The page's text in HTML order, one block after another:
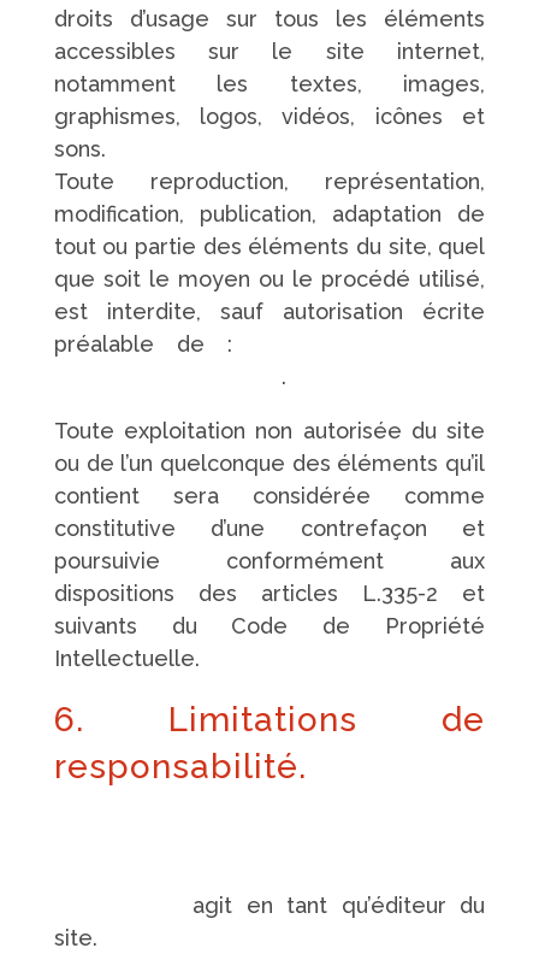
droits d’usage sur tous les éléments
accessibles sur le site internet,
notamment les textes, images,
graphismes, logos, vidéos, icônes et
sons.
Toute reproduction, représentation,
modification, publication, adaptation de
tout ou partie des éléments du site, quel
que soit le moyen ou le procédé utilisé,
est interdite, sauf autorisation écrite
préalable de :
.
Toute exploitation non autorisée du site
ou de l’un quelconque des éléments qu’il
contient sera considérée comme
constitutive d’une contrefaçon et
poursuivie conformément aux
dispositions des articles L.335-2 et
suivants du Code de Propriété
Intellectuelle.
6. Limitations de
responsabilité.
agit en tant qu’éditeur du
site.